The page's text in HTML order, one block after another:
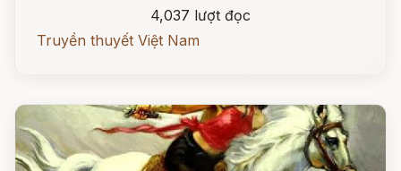
4,037 lượt đọc
Truyền thuyết Việt Nam